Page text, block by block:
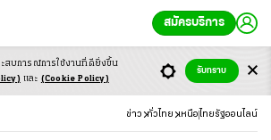
สมัครบริการ
ข่าว ทั่วไทย เหนือ ไทยรัฐออนไลน์
สบการณ์การใช้งานที่ดียิ่งขึ้น
และ (Cookie Policy)
รับทราบ